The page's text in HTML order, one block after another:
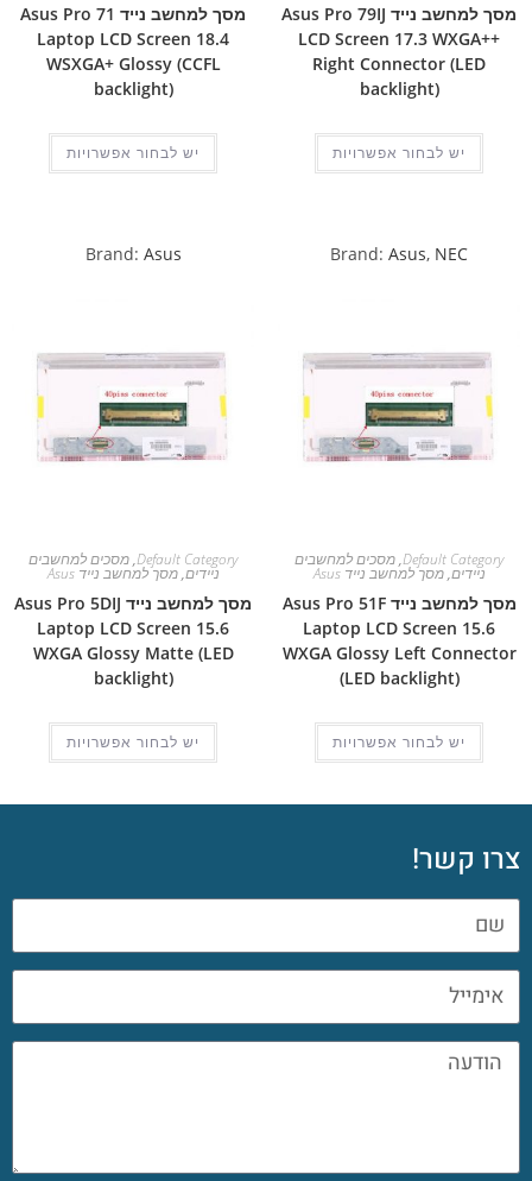
מסך למחשב נייד Asus Pro 79IJ
LCD Screen 17.3 WXGA++
Right Connector (LED
backlight)
יש לבחור אפשרויות
מסך למחשב נייד Asus Pro 71
Laptop LCD Screen 18.4
WSXGA+ Glossy (CCFL
backlight)
יש לבחור אפשרויות
Brand: Asus, NEC
Default Category
,מסכים למחשבים
ניידים,מסך למחשב נייד Asus
מסך למחשב נייד Asus Pro 51F
Laptop LCD Screen 15.6
WXGA Glossy Left Connector
(LED backlight)
יש לבחור אפשרויות
Brand: Asus
Default Category
,מסכים למחשבים
ניידים,מסך למחשב נייד Asus
מסך למחשב נייד Asus Pro 5DIJ
Laptop LCD Screen 15.6
WXGA Glossy Matte (LED
backlight)
יש לבחור אפשרויות
צרו קשר!